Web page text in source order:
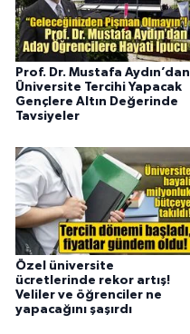
Prof. Dr. Mustafa Aydın’dan
Üniversite Tercihi Yapacak
Gençlere Altın Değerinde
Tavsiyeler
Özel üniversite
ücretlerinde rekor artış!
Veliler ve öğrenciler ne
yapacağını şaşırdı